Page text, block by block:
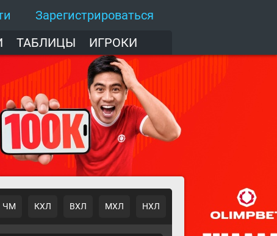
Зарегистрироваться
ТАБЛИЦЫ ИГРОКИ
ЧМ КХЛ ВХЛ МХЛ НХЛ